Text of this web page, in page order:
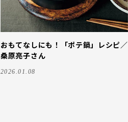
おもてなしにも！「ポテ鍋」レシピ／
桑原亮子さん
2026.01.08